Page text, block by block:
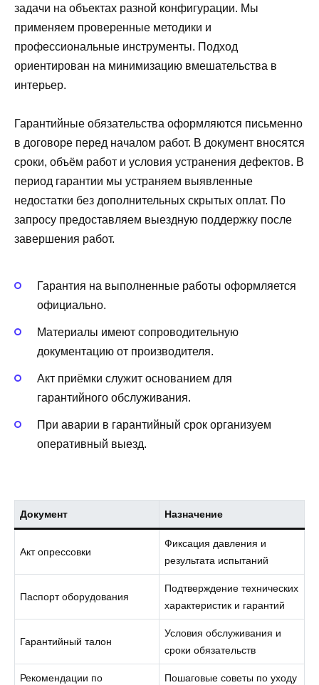
задачи на объектах разной конфигурации. Мы
применяем проверенные методики и
профессиональные инструменты. Подход
ориентирован на минимизацию вмешательства в
интерьер.
Гарантийные обязательства оформляются письменно
в договоре перед началом работ. В документ вносятся
сроки, объём работ и условия устранения дефектов. В
период гарантии мы устраняем выявленные
недостатки без дополнительных скрытых оплат. По
запросу предоставляем выездную поддержку после
завершения работ.
Гарантия на выполненные работы оформляется
официально.
Материалы имеют сопроводительную
документацию от производителя.
Акт приёмки служит основанием для
гарантийного обслуживания.
При аварии в гарантийный срок организуем
оперативный выезд.
Документ Назначение
Акт опрессовки
Фиксация давления и
результата испытаний
Паспорт оборудования
Подтверждение технических
характеристик и гарантий
Гарантийный талон
Условия обслуживания и
сроки обязательств
Рекомендации по
Пошаговые советы по уходу